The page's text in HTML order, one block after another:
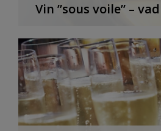
Vin ”sous voile” –